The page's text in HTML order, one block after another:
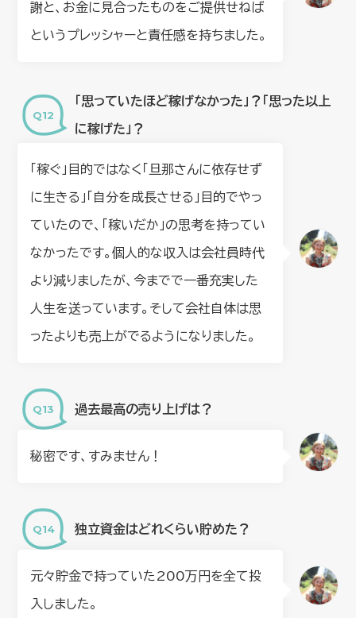
謝と、お金に見合ったものをご提供せねば
というプレッシャーと責任感を持ちました。
「思っていたほど稼げなかった」？「思った以上
に稼げた」？
「稼ぐ」目的ではなく「旦那さんに依存せず
に生きる」「自分を成長させる」目的でやっ
ていたので、「稼いだか」の思考を持ってい
なかったです。個人的な収入は会社員時代
より減りましたが、今までで一番充実した
人生を送っています。そして会社自体は思
ったよりも売上がでるようになりました。
過去最高の売り上げは？
秘密です、すみません！
独立資金はどれくらい貯めた？
元々貯金で持っていた200万円を全て投
入しました。